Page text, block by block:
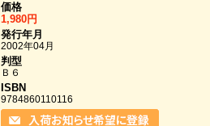
価格
1,980円
発行年月
2002年04月
判型
Ｂ６
ISBN
9784860110116